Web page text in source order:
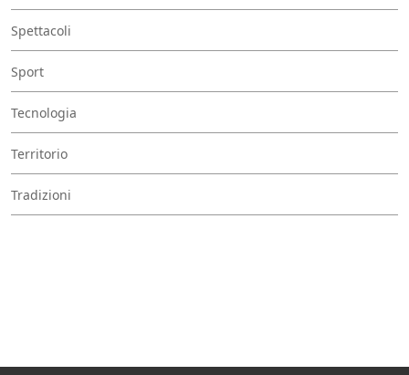
Spettacoli
Sport
Tecnologia
Territorio
Tradizioni